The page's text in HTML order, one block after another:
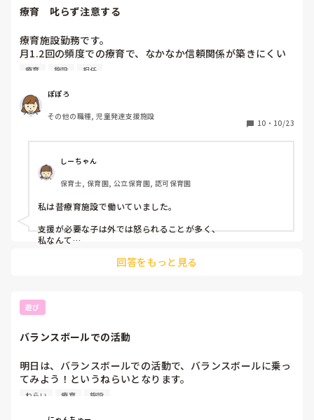
療育　叱らず注意する
療育施設勤務です。
月1.2回の頻度での療育で、なかなか信頼関係が築きにくい
こともあり、職員が子どもを叱ることはありません。
ただ、全ての不適切行動を指摘していたら子どもは受け止め
にくいと思うので、今日学んで欲しいことを選定し、多めに
見ることもよくあります。
ただ行動化が激しい子だと、危険行動が多々あるので、どこ
までの行動でどう伝えるかが本当に難しく悩みます。
自分自身強く言うのが苦手で甘いなと思います。。
皆さんが、子どもに注意するうえで心がけておられる言い方
などがあればぜひ教えていただきたいです。
療育 施設 担任
ぽぽろ
その他の職種, 児童発達支援施設
10 ・ 10/23
しーちゃん
保育士, 保育園, 公立保育園, 認可保育園
私は昔療育施設で働いていました。
支援が必要な子は外では怒られることが多く、
私なんて
というようになる子が多いです。
最初に約束をしたり、あらかじめやりそうな行動をあえて
と、聞いて、本人に
と言わせ、
そうか！さすがだね！
などと褒めてから活動スタートということもしたりしました
よ。
回答をもっと見る
遊び
バランスボールでの活動
明日は、バランスボールでの活動で、バランスボールに乗っ
てみよう！というねらいとなります。
ねらい 療育 施設